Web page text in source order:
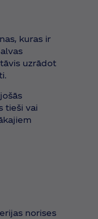
kuras ir
uzrādot
tieši vai
norises